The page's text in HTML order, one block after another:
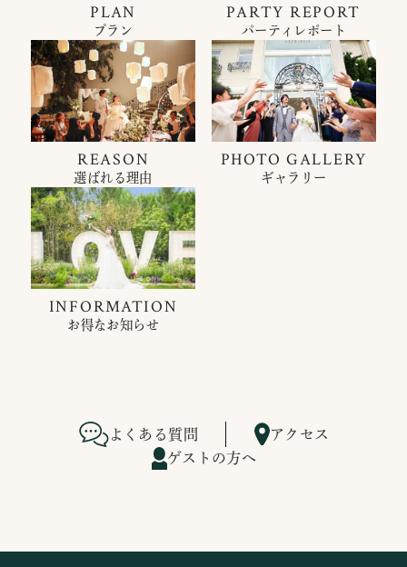
PLAN
プラン
PARTY REPORT
パーティレポート
REASON
選ばれる理由
PHOTO GALLERY
ギャラリー
INFORMATION
お得なお知らせ
よくある質問
アクセス
ゲストの方へ